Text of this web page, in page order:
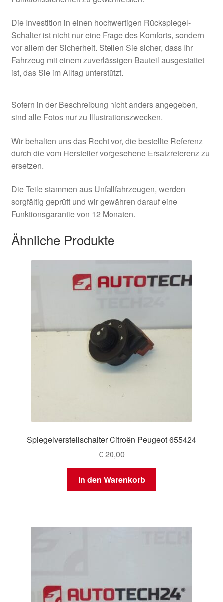
Die Investition in einen hochwertigen Rückspiegel-
Schalter ist nicht nur eine Frage des Komforts, sondern
vor allem der Sicherheit. Stellen Sie sicher, dass Ihr
Fahrzeug mit einem zuverlässigen Bauteil ausgestattet
ist, das Sie im Alltag unterstützt.
Sofern in der Beschreibung nicht anders angegeben,
sind alle Fotos nur zu Illustrationszwecken.
Wir behalten uns das Recht vor, die bestellte Referenz
durch die vom Hersteller vorgesehene Ersatzreferenz zu
ersetzen.
Die Teile stammen aus Unfallfahrzeugen, werden
sorgfältig geprüft und wir gewähren darauf eine
Funktionsgarantie von 12 Monaten.
Ähnliche Produkte
Spiegelverstellschalter Citroën Peugeot 655424
€20,00
In den Warenkorb